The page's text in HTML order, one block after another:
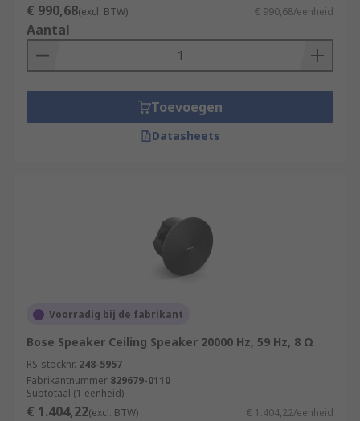
€ 990,68(excl. BTW) € 990,68/eenheid
Aantal
Toevoegen
Datasheets
Voorradig bij de fabrikant
Bose Speaker Ceiling Speaker 20000 Hz, 59 Hz, 8 Ω
RS-stocknr. 248-5957
Fabrikantnummer 829679-0110
Subtotaal (1 eenheid)
€ 1.404,22(excl. BTW) € 1.404,22/eenheid